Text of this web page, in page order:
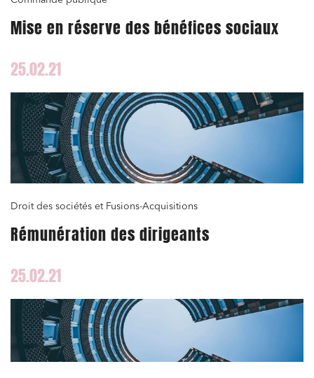
Mise en réserve des bénéfices sociaux
25.02.21
Droit des sociétés et Fusions-Acquisitions
Rémunération des dirigeants
25.02.21